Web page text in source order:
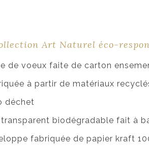
Art Naturel éco-
de voeux faite de carton
à partir de matériaux
déchet
biodégradable fait à
fabriquée de papier kraft